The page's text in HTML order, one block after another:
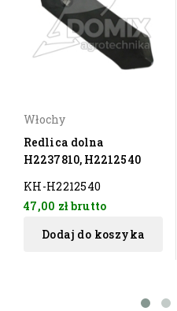
Włochy
Redlica dolna
H2237810, H2212540
KH-H2212540
47,00 złbrutto
Dodaj do koszyka